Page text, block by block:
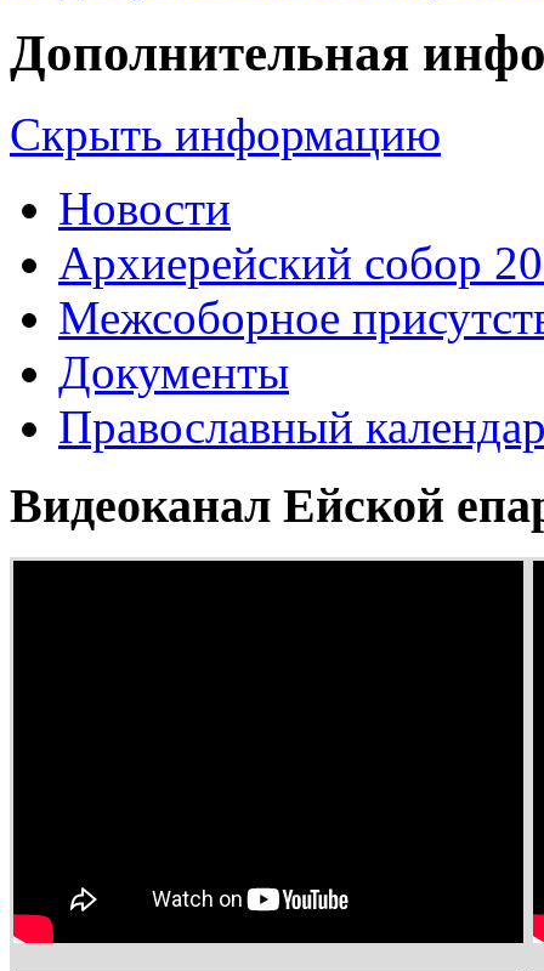
Дополнительная
Скрыть информацию
Новости
Архиерейский собор
Межсоборное
Документы
Православный
Видеоканал Ейской